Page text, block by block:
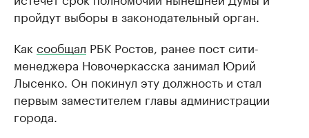
пройдут выборы в законодательный орган.
Как сообщал РБК Ростов, ранее пост сити-
менеджера Новочеркасска занимал Юрий
Лысенко. Он покинул эту должность и стал
первым заместителем главы администрации
города.